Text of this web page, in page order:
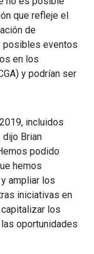
que refleje el
de
posibles eventos
en los
y podrían ser
incluidos
Brian
podido
hemos
ampliar los
iniciativas en
los
oportunidades